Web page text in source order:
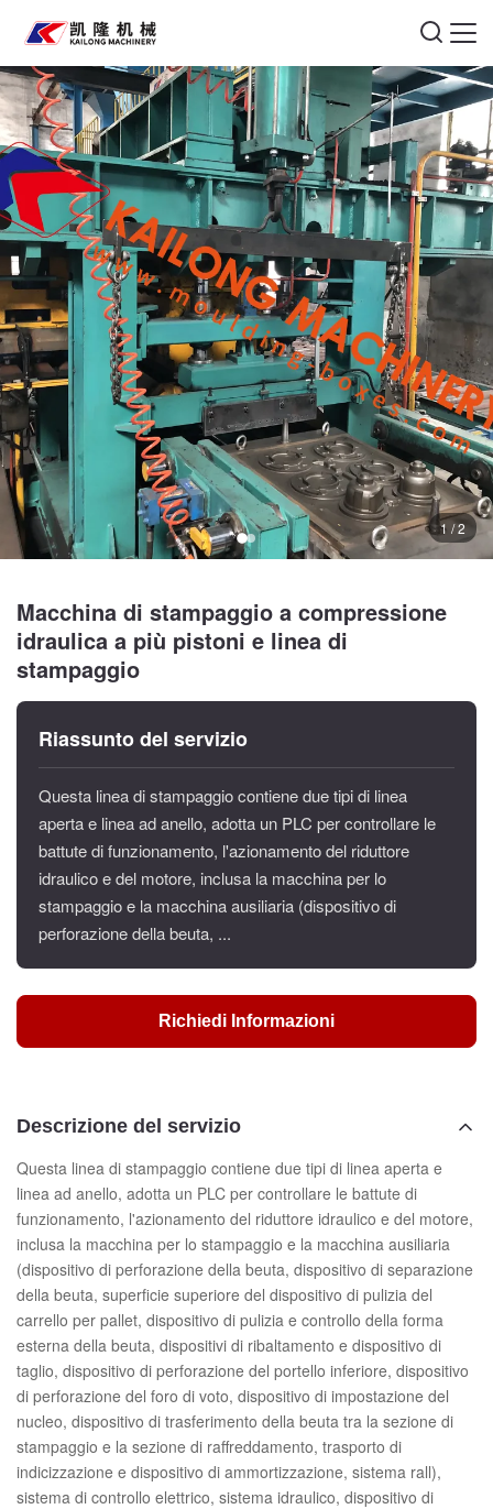
1 / 2
Macchina di stampaggio a compressione
idraulica a più pistoni e linea di
stampaggio
Riassunto del servizio
Questa linea di stampaggio contiene due tipi di linea
aperta e linea ad anello, adotta un PLC per controllare le
battute di funzionamento, l'azionamento del riduttore
idraulico e del motore, inclusa la macchina per lo
stampaggio e la macchina ausiliaria (dispositivo di
perforazione della beuta, ...
Richiedi Informazioni
Descrizione del servizio
Questa linea di stampaggio contiene due tipi di linea aperta e
linea ad anello, adotta un PLC per controllare le battute di
funzionamento, l'azionamento del riduttore idraulico e del motore,
inclusa la macchina per lo stampaggio e la macchina ausiliaria
(dispositivo di perforazione della beuta, dispositivo di separazione
della beuta, superficie superiore del dispositivo di pulizia del
carrello per pallet, dispositivo di pulizia e controllo della forma
esterna della beuta, dispositivi di ribaltamento e dispositivo di
taglio, dispositivo di perforazione del portello inferiore, dispositivo
di perforazione del foro di voto, dispositivo di impostazione del
nucleo, dispositivo di trasferimento della beuta tra la sezione di
stampaggio e la sezione di raffreddamento, trasporto di
indicizzazione e dispositivo di ammortizzazione, sistema rall),
sistema di controllo elettrico, sistema idraulico, dispositivo di